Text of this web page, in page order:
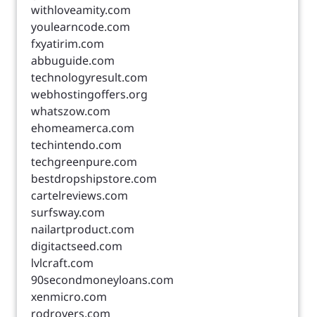
withloveamity.com
youlearncode.com
fxyatirim.com
abbuguide.com
technologyresult.com
webhostingoffers.org
whatszow.com
ehomeamerca.com
techintendo.com
techgreenpure.com
bestdropshipstore.com
cartelreviews.com
surfsway.com
nailartproduct.com
digitactseed.com
lvlcraft.com
90secondmoneyloans.com
xenmicro.com
rodrovers.com